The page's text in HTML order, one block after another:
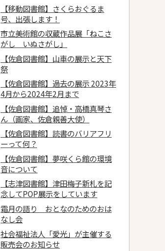
【移動図書館】さくらおぐるま
号、出張します！
市立美術館の収蔵作品展「ねこさ
がし いぬさがし」
【佐倉図書館】山車の展示と天下
祭
【佐倉図書館】過去の展示 2023年
4月から2024年2月まで
【佐倉図書館】追悼・高橋真琴さ
ん（画家、佐倉親善大使）
【佐倉図書館】読書のバリアフリ
ーって何？
【佐倉図書館】夢咲くら館の環境
音について
【志津図書館】津田梅子新札を記
念してPOP展示をしています
霜月の語り おとなのためのおは
なし会
社会福祉法人「愛光」が主催する
販売会のお知らせ